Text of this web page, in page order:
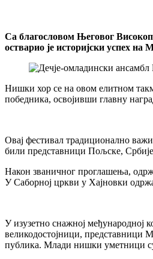
Са благословом Његовог
остварио је историјски успех
Нишки хор се на овом елитном
победника, освојивши главну
Овај фестивал традиционално важи
били представници Пољске,
Након званичног проглашења,
У Саборној цркви у Хајновки
У изузетно снажној
великодостојници, представници
публика. Млади нишки уметници